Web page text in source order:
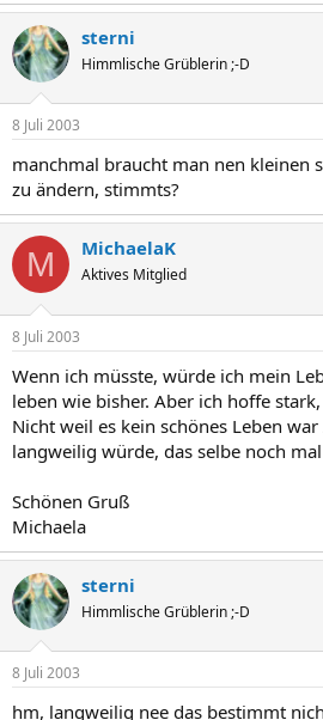
sterni
Himmlische Grüblerin ;-D
8 Juli 2003
manchmal braucht man nen kleinen
zu ändern, stimmts?
M MichaelaK
Aktives Mitglied
8 Juli 2003
Wenn ich müsste, würde ich mein
leben wie bisher. Aber ich hoffe
Nicht weil es kein schönes Leben
langweilig würde, das selbe noch
Schönen Gruß
Michaela
sterni
Himmlische Grüblerin ;-D
8 Juli 2003
hm, langweilig nee das bestimmt